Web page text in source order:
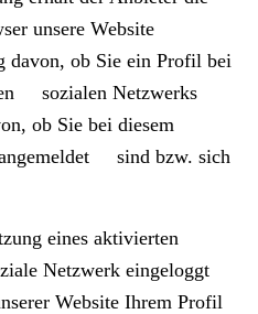
unsere Website
davon, ob Sie ein Profil bei
sozialen Netzwerks
ob Sie bei diesem
sind bzw. sich
eines aktivierten
Netzwerk eingeloggt
Website Ihrem Profil